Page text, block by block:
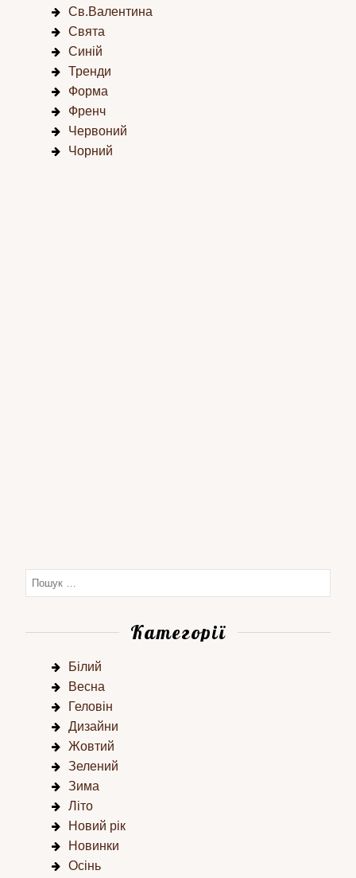
Св.Валентина
Свята
Синій
Тренди
Форма
Френч
Червоний
Чорний
Категорії
Білий
Весна
Геловін
Дизайни
Жовтий
Зелений
Зима
Літо
Новий рік
Новинки
Осінь